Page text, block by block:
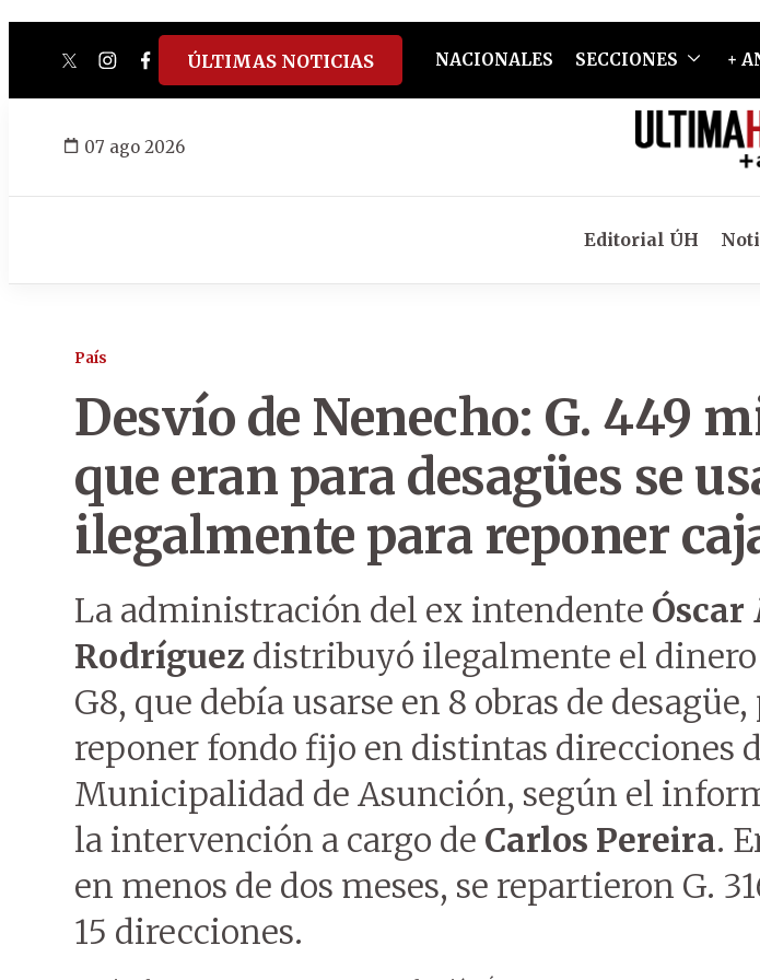
twitterinstagram
facebook
tiktokyoutube
spotify
ÚLTIMAS NOTICIAS NACIONALES SECCIONES +
07 ago 2026
Editorial ÚH
País
Desvío de Nenecho: G. 449
que eran para desagües se
ilegalmente para reponer
La administración del ex intendente Óscar
Rodríguez distribuyó ilegalmente el
G8, que debía usarse en 8 obras de desagüe,
reponer fondo fijo en distintas direcciones
Municipalidad de Asunción, según el
la intervención a cargo de Carlos Pereira.
en menos de dos meses, se repartieron G.
15 direcciones.